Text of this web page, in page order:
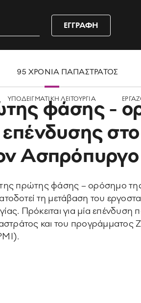
ΕΓΓΡΑΦΗ
95 ΧΡΟΝΙΑ ΠΑΠΑΣΤΡΑΤΟΣ
ΥΠΟΔΕΙΓΜΑΤΙΚΗ ΛΕΙΤΟΥΡΓΙΑ
φάσης -
Ασπρόπυργο
πρώτης φάσης – ορόσημο
τη μετάβαση του
Πρόκειται για μία επένδυση
και του προγράμματος